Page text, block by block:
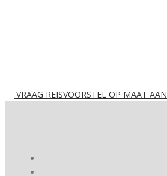
VRAAG REISVOORSTEL OP MAAT AAN